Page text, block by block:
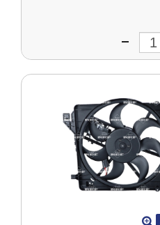
Wprowadź